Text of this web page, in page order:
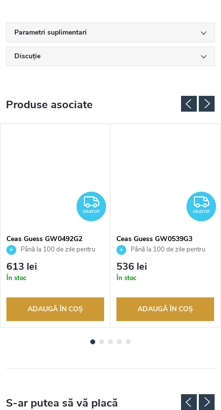
Parametri suplimentari
Discuţie
Produse asociate
GRATUIT
GRATUIT
Ceas Guess GW0492G2
Până la 100 de zile pentru
returnarea bunurilor. Vânzător
autorizat
613 lei
În stoc
ADAUGĂ ÎN COŞ
GRATUIT
Ceas Guess GW0539G3
Până la 100 de zile pentru
returnarea bunurilor. Vânzător
autorizat
536 lei
În stoc
ADAUGĂ ÎN COŞ